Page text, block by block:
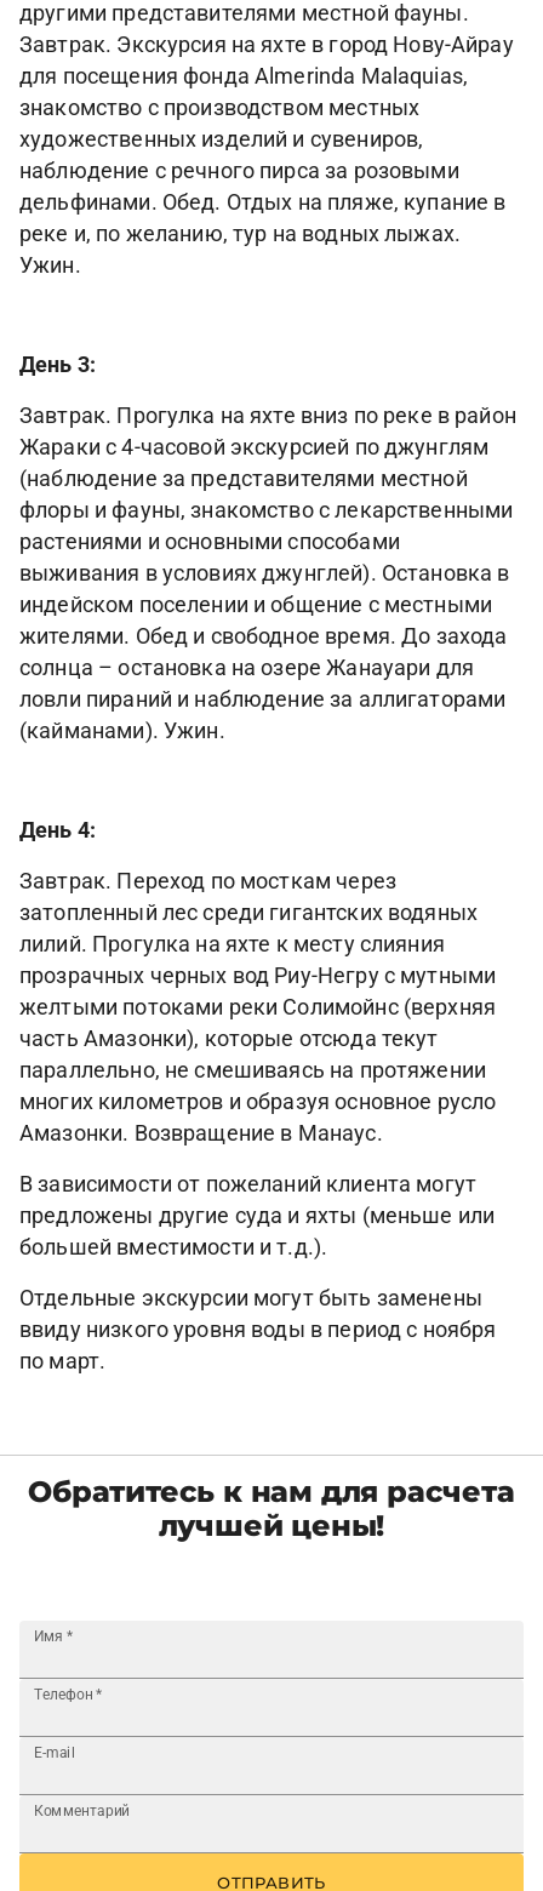
другими представителями местной фауны.
Завтрак. Экскурсия на яхте в город Нову-Айрау
для посещения фонда Almerinda Malaquias,
знакомство с производством местных
художественных изделий и сувениров,
наблюдение с речного пирса за розовыми
дельфинами. Обед. Отдых на пляже, купание в
реке и, по желанию, тур на водных лыжах.
Ужин.
День 3:
Завтрак. Прогулка на яхте вниз по реке в район
Жараки с 4-часовой экскурсией по джунглям
(наблюдение за представителями местной
флоры и фауны, знакомство с лекарственными
растениями и основными способами
выживания в условиях джунглей). Остановка в
индейском поселении и общение с местными
жителями. Обед и свободное время. До захода
солнца – остановка на озере Жанауари для
ловли пираний и наблюдение за аллигаторами
(кайманами). Ужин.
День 4:
Завтрак. Переход по мосткам через
затопленный лес среди гигантских водяных
лилий. Прогулка на яхте к месту слияния
прозрачных черных вод Риу-Негру с мутными
желтыми потоками реки Солимойнс (верхняя
часть Амазонки), которые отсюда текут
параллельно, не смешиваясь на протяжении
многих километров и образуя основное русло
Амазонки. Возвращение в Манаус.
В зависимости от пожеланий клиента могут
предложены другие суда и яхты (меньше или
большей вместимости и т.д.).
Отдельные экскурсии могут быть заменены
ввиду низкого уровня воды в период с ноября
по март.
Обратитесь к нам для расчета
лучшей цены!
Имя *
Телефон *
E-mail
Комментарий
ОТПРАВИТЬ